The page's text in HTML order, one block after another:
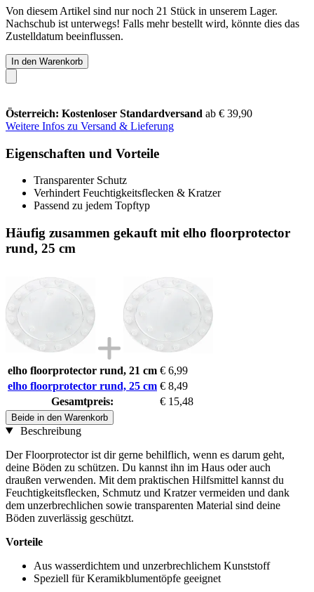
Von diesem Artikel sind nur noch 21 Stück in unserem Lager.
Nachschub ist unterwegs! Falls mehr bestellt wird, könnte dies das
Zustelldatum beeinflussen.
In den Warenkorb
Österreich: Kostenloser Standardversand ab € 39,90
Weitere Infos zu Versand & Lieferung
Eigenschaften und Vorteile
Transparenter Schutz
Verhindert Feuchtigkeitsflecken & Kratzer
Passend zu jedem Topftyp
Häufig zusammen gekauft mit elho floorprotector
rund, 25 cm
elho floorprotector rund, 21 cm € 6,99
elho floorprotector rund, 25 cm € 8,49
Gesamtpreis:
€ 15,48
Beide in den Warenkorb
Beschreibung
Der Floorprotector ist dir gerne behilflich, wenn es darum geht,
deine Böden zu schützen. Du kannst ihn im Haus oder auch
draußen verwenden. Mit dem praktischen Hilfsmittel kannst du
Feuchtigkeitsflecken, Schmutz und Kratzer vermeiden und dank
dem unzerbrechlichen sowie transparenten Material sind deine
Böden zuverlässig geschützt.
Vorteile
Aus wasserdichtem und unzerbrechlichem Kunststoff
Speziell für Keramikblumentöpfe geeignet